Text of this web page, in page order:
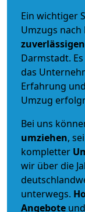
Ein wichtiger
Umzugs
zuverlässigen
Darmstadt.
das
Erfahrung
Umzug
Bei uns
umziehen,
kompletter
wir über die
unterwegs.
Angebote